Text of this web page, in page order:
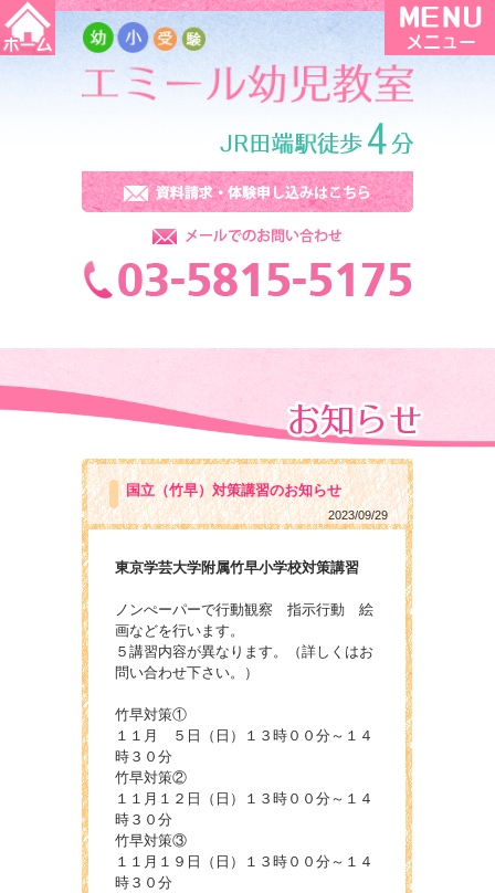
国立（竹早）対策講習のお知らせ
2023/09/29
東京学芸大学附属竹早小学校対策講習
ノンぺーパーで行動観察 指示行動 絵
画などを行います。
５講習内容が異なります。（詳しくはお
問い合わせ下さい。）
竹早対策①
１１月 ５日（日）１３時００分～１４
時３０分
竹早対策②
１１月１２日（日）１３時００分～１４
時３０分
竹早対策③
１１月１９日（日）１３時００分～１４
時３０分